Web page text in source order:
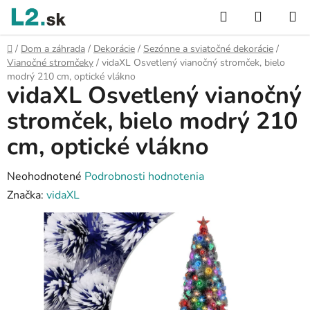
Prejsť
obsah
Hľadať
KOŠÍK
Domov
/ Dom a záhrada / Dekorácie / Sezónne a sviatočné dekorácie /
Vianočné stromčeky / vidaXL Osvetlený vianočný stromček, bielo
modrý 210 cm, optické vlákno
vidaXL Osvetlený vianočný
stromček, bielo modrý 210
cm, optické vlákno
Priemerné
hodnotenie
produktu
hviezdičiek.
Neohodnotené Podrobnosti hodnotenia
Značka: vidaXL